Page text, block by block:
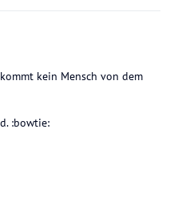
kein Mensch von dem
:bowtie: